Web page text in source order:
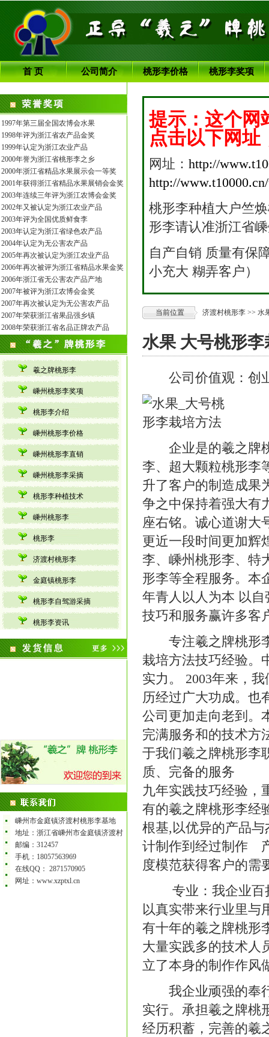
首 页 公司简介 桃形李价格 桃形李奖项
1997年第三届全国农博会水果
1998年评为浙江省农产品金奖
1999年认定为浙江农业产品
2000年誉为浙江省桃形李之乡
2000年浙江省精品水果展示会一等奖
2001年获得浙江省精品水果展销会金奖
2003年连续三年评为浙江农博会金奖
2002年又被认定为浙江农业产品
2003年评为全国优质鲜食李
2003年认定为浙江省绿色农产品
2004年认定为无公害农产品
2005年再次被认定为浙江农业产品
2006年再次被评为浙江省精品水果金奖
2006年浙江省无公害农产品产地
2007年被评为浙江农博会金奖
2007年再次被认定为无公害农产品
2007年荣获浙江省果品强乡镇
2008年荣获浙江省名品正牌农产品
羲之牌桃形李
嵊州桃形李奖项
桃形李介绍
嵊州桃形李价格
嵊州桃形李直销
嵊州桃形李采摘
桃形李种植技术
嵊州桃形李
桃形李
济渡村桃形李
金庭镇桃形李
桃形李自驾游采摘
桃形李资讯
嵊州市金庭镇济渡村桃形李基地
地址：浙江省嵊州市金庭镇济渡村
邮编：312457
手机：18057563969
在线QQ： 2871570905
网址：www.xzptxl.cn
提示：这个网
点击以下网址
网址： http://
http://
桃形李种植大户竺
形李请认准浙江省
自产自销 质量有保
小充大 糊弄客户）
当前位置 济渡村桃形李 >> 水
水果 大号桃形
公司价值观：创
企业是的羲之牌桃
李、超大颗粒桃形李
升了客户的制造成果
争之中保持着强大有
座右铭。诚心道谢大
更近一段时间更加辉
李、嵊州桃形李、特
形李等全程服务。本
年青人以人为本 以
技巧和服务赢许多客
专注羲之牌桃形李
栽培方法技巧经验。
实力。 2003年来，
历经过广大功成。也
公司更加走向老到。
完满服务和的技术方
于我们羲之牌桃形李
质、完备的服务 --
九年实践技巧经验
有的羲之牌桃形李经
根基,以优异的产品
计制作到经过制作
度模范获得客户的需
专业：我企业百折
以真实带来行业里与
有十年的羲之牌桃形
大量实践多的技术
立了本身的制作作风
我企业顽强的奉行
实行。承担羲之牌桃
经历积蓄，完善的羲